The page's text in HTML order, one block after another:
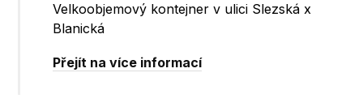
Velkoobjemový kontejner v ulici Slezská x
Blanická
Přejít na více informací